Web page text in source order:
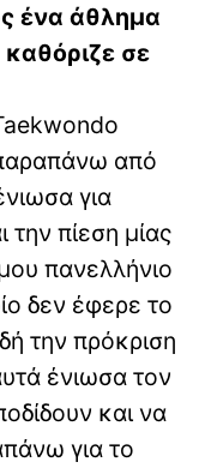
ένα άθλημα
σε
από
για
πίεση μίας
πανελλήνιο
δεν έφερε το
την πρόκριση
ένιωσα τον
και να
για το